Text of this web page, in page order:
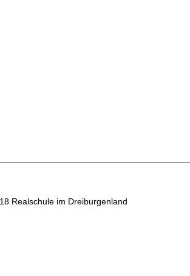
Realschule im Dreiburgenland